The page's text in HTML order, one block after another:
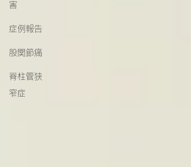
害
症例報告
股関節痛
脊柱管狭
窄症